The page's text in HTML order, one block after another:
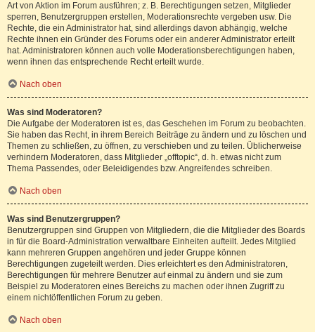
Art von Aktion im Forum ausführen; z. B. Berechtigungen setzen, Mitglieder
sperren, Benutzergruppen erstellen, Moderationsrechte vergeben usw. Die
Rechte, die ein Administrator hat, sind allerdings davon abhängig, welche
Rechte ihnen ein Gründer des Forums oder ein anderer Administrator erteilt
hat. Administratoren können auch volle Moderationsberechtigungen haben,
wenn ihnen das entsprechende Recht erteilt wurde.
Nach oben
Was sind Moderatoren?
Die Aufgabe der Moderatoren ist es, das Geschehen im Forum zu beobachten.
Sie haben das Recht, in ihrem Bereich Beiträge zu ändern und zu löschen und
Themen zu schließen, zu öffnen, zu verschieben und zu teilen. Üblicherweise
verhindern Moderatoren, dass Mitglieder „offtopic“, d. h. etwas nicht zum
Thema Passendes, oder Beleidigendes bzw. Angreifendes schreiben.
Nach oben
Was sind Benutzergruppen?
Benutzergruppen sind Gruppen von Mitgliedern, die die Mitglieder des Boards
in für die Board-Administration verwaltbare Einheiten aufteilt. Jedes Mitglied
kann mehreren Gruppen angehören und jeder Gruppe können
Berechtigungen zugeteilt werden. Dies erleichtert es den Administratoren,
Berechtigungen für mehrere Benutzer auf einmal zu ändern und sie zum
Beispiel zu Moderatoren eines Bereichs zu machen oder ihnen Zugriff zu
einem nichtöffentlichen Forum zu geben.
Nach oben